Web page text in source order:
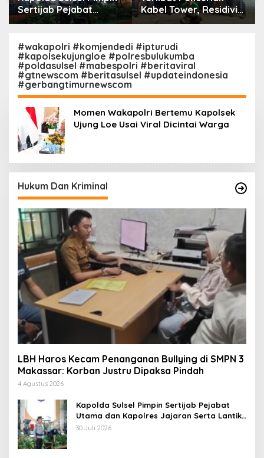
Sertijab Pejabat
Utama dan Kapolres
Karolog dan
Kapolresta Gowa
Kabel Tower, Residivis
yang Sempat Kabur
Tim Gabungan di
Jeneponto
#wakapolri #komjendedi #ipturudi
#kapolsekujungloe #polresbulukumba
#poldasulsel #mabespolri #beritaviral
#gtnewscom #beritasulsel #updateindonesia
#gerbangtimurnewscom
Momen Wakapolri Bertemu Kapolsek
Ujung Loe Usai Viral Dicintai Warga
Hukum Dan Kriminal
LBH Haros Kecam Penanganan Bullying di SMPN 3
Makassar: Korban Justru Dipaksa Pindah
4 Agustus 2026
Kapolda Sulsel Pimpin Sertijab Pejabat
Utama dan Kapolres Jajaran Serta Lantik
Karolog dan Kapolresta Gowa
30 Juli 2026